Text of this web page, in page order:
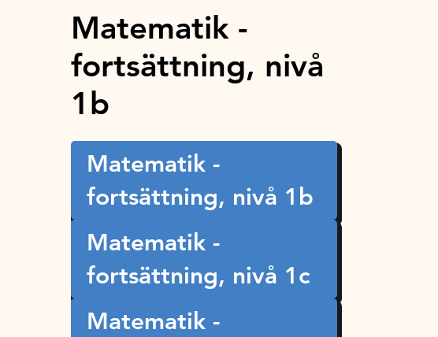
Matematik -
fortsättning, nivå
1b
Matematik -
fortsättning, nivå 1b
Matematik -
fortsättning, nivå 1c
Matematik -